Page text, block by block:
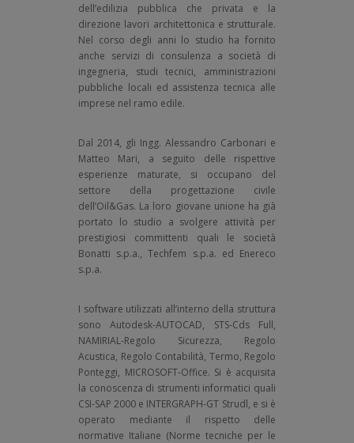
dell’edilizia pubblica che privata e la
direzione lavori architettonica e strutturale.
Nel corso degli anni lo studio ha fornito
anche servizi di consulenza a società di
ingegneria, studi tecnici, amministrazioni
pubbliche locali ed assistenza tecnica alle
imprese nel ramo edile.
Dal 2014, gli Ingg. Alessandro Carbonari e
Matteo Mari, a seguito delle rispettive
esperienze maturate, si occupano del
settore della progettazione civile
dell’Oil&Gas. La loro giovane unione ha già
portato lo studio a svolgere attività per
prestigiosi committenti quali le società
Bonatti s.p.a., Techfem s.p.a. ed Enereco
s.p.a.
I software utilizzati all’interno della struttura
sono Autodesk-AUTOCAD, STS-Cds Full,
NAMIRIAL-Regolo Sicurezza, Regolo
Acustica, Regolo Contabilità, Termo, Regolo
Ponteggi, MICROSOFT-Office. Si è acquisita
la conoscenza di strumenti informatici quali
CSI-SAP 2000 e INTERGRAPH-GT Strudl, e si è
operato mediante il rispetto delle
normative Italiane (Norme tecniche per le